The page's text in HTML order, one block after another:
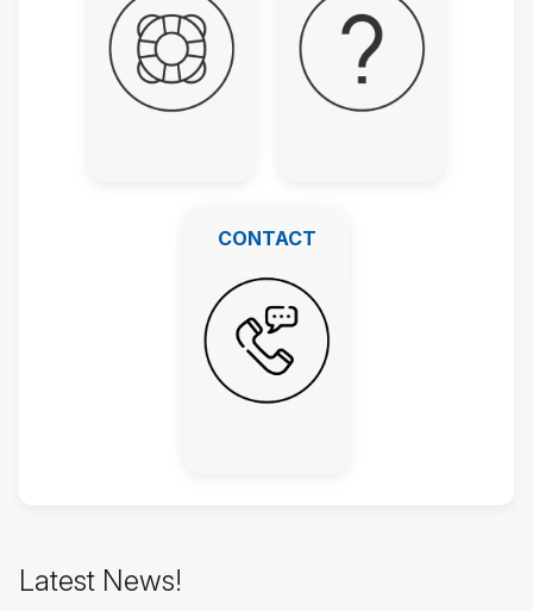
CONTACT
Latest
Latest News!